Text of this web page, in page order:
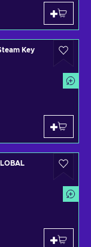
Key